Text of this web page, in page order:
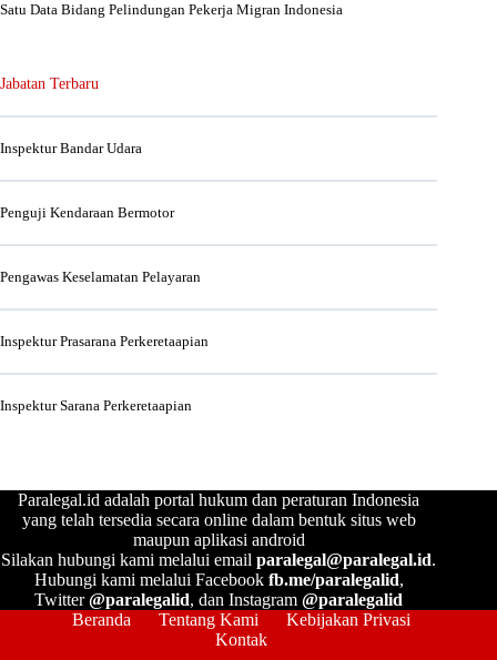
Satu Data Bidang Pelindungan Pekerja Migran Indonesia
Jabatan Terbaru
Inspektur Bandar Udara
Penguji Kendaraan Bermotor
Pengawas Keselamatan Pelayaran
Inspektur Prasarana Perkeretaapian
Inspektur Sarana Perkeretaapian
Paralegal.id adalah portal hukum dan peraturan Indonesia
yang telah tersedia secara online dalam bentuk situs web
maupun aplikasi android
Silakan hubungi kami melalui emailparalegal@paralegal.id.
Hubungi kami melalui Facebook fb.me/paralegalid,
Twitter@paralegalid, dan Instagram@paralegalid
Beranda
Tentang Kami
Kebijakan Privasi
Kontak